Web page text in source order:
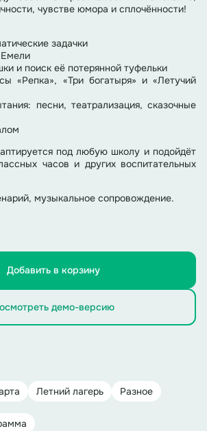
чувстве юмора и сплочённости!
задачки
и поиск её потерянной туфельки
«Репка», «Три богатыря» и «Летучий
песни, театрализация, сказочные
под любую школу и подойдёт
часов и других воспитательных
музыкальное сопровождение.
Добавить в корзину
демо-версию
Летний лагерь Разное